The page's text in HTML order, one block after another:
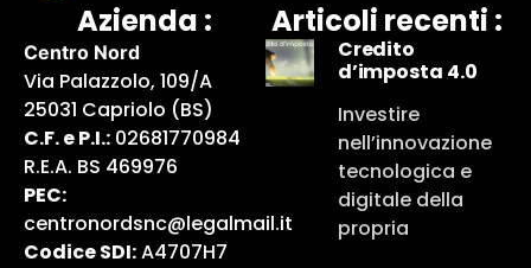
Azienda :
Centro Nord
Via Palazzolo, 109/A
25031 Capriolo (BS)
C.F. e P.I.: 02681770984
R.E.A. BS 469976
PEC:
centronordsnc@legalmail.it
Codice SDI:A4707H7
Articoli recenti :
Credito
d’imposta 4.0
Investire
nell’innovazione
tecnologica e
digitale della
propria